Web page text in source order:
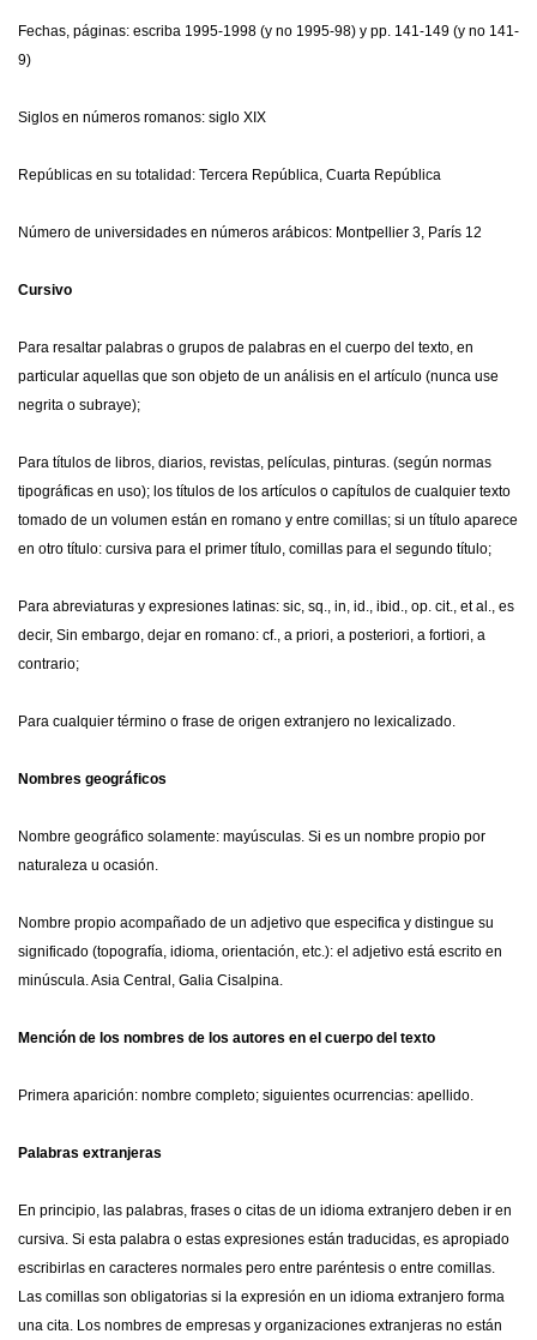
Fechas, páginas: escriba 1995-1998 (y no 1995-98) y pp. 141-149 (y no 141-
9)
Siglos en números romanos: siglo XIX
Repúblicas en su totalidad: Tercera República, Cuarta República
Número de universidades en números arábicos: Montpellier 3, París 12
Cursivo
Para resaltar palabras o grupos de palabras en el cuerpo del texto, en
particular aquellas que son objeto de un análisis en el artículo (nunca use
negrita o subraye);
Para títulos de libros, diarios, revistas, películas, pinturas. (según normas
tipográficas en uso); los títulos de los artículos o capítulos de cualquier texto
tomado de un volumen están en romano y entre comillas; si un título aparece
en otro título: cursiva para el primer título, comillas para el segundo título;
Para abreviaturas y expresiones latinas: sic, sq., in, id., ibid., op. cit., et al., es
decir, Sin embargo, dejar en romano: cf., a priori, a posteriori, a fortiori, a
contrario;
Para cualquier término o frase de origen extranjero no lexicalizado.
Nombres geográficos
Nombre geográfico solamente: mayúsculas. Si es un nombre propio por
naturaleza u ocasión.
Nombre propio acompañado de un adjetivo que especifica y distingue su
significado (topografía, idioma, orientación, etc.): el adjetivo está escrito en
minúscula. Asia Central, Galia Cisalpina.
Mención de los nombres de los autores en el cuerpo del texto
Primera aparición: nombre completo; siguientes ocurrencias: apellido.
Palabras extranjeras
En principio, las palabras, frases o citas de un idioma extranjero deben ir en
cursiva. Si esta palabra o estas expresiones están traducidas, es apropiado
escribirlas en caracteres normales pero entre paréntesis o entre comillas.
Las comillas son obligatorias si la expresión en un idioma extranjero forma
una cita. Los nombres de empresas y organizaciones extranjeras no están